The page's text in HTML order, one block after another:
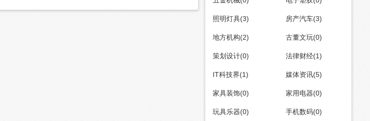
照明灯具(3) 房产汽车(3)
地方机构(2) 古董文玩(0)
策划设计(0) 法律财经(1)
IT科技界(1) 媒体资讯(5)
家具装饰(0) 家用电器(0)
玩具乐器(0) 手机数码(0)